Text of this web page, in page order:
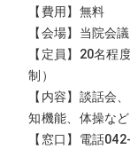
【費用】無料
【会場】当院会
【定員】20名程
制）
【内容】談話会
知機能、体操など
【窓口】電話